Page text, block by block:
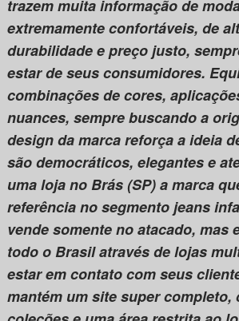
trazem muita informação de
extremamente confortáveis, de
durabilidade e preço justo,
estar de seus consumidores.
combinações de cores,
nuances, sempre buscando a
design da marca reforça a ideia
são democráticos, elegantes e
uma loja no Brás (SP) a marca
referência no segmento jeans
vende somente no atacado, mas
todo o Brasil através de lojas
estar em contato com seus
mantém um site super completo,